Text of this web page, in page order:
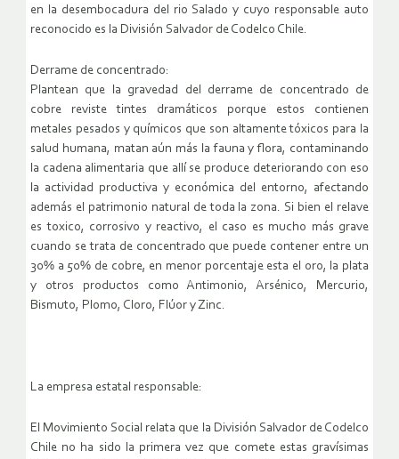
en la desembocadura del rio Salado y cuyo responsable auto
reconocido es la División Salvador de Codelco Chile.
Derrame de concentrado:
Plantean que la gravedad del derrame de concentrado de
cobre reviste tintes dramáticos porque estos contienen
metales pesados y químicos que son altamente tóxicos para la
salud humana, matan aún más la fauna y flora, contaminando
la cadena alimentaria que allí se produce deteriorando con eso
la actividad productiva y económica del entorno, afectando
además el patrimonio natural de toda la zona. Si bien el relave
es toxico, corrosivo y reactivo, el caso es mucho más grave
cuando se trata de concentrado que puede contener entre un
30% a 50% de cobre, en menor porcentaje esta el oro, la plata
y otros productos como Antimonio, Arsénico, Mercurio,
Bismuto, Plomo, Cloro, Flúor y Zinc.
La empresa estatal responsable:
El Movimiento Social relata que la División Salvador de Codelco
Chile no ha sido la primera vez que comete estas gravísimas